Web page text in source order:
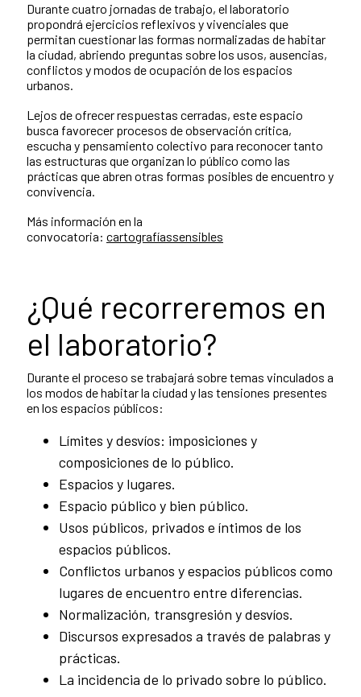
Durante cuatro jornadas de trabajo, el laboratorio
propondrá ejercicios reflexivos y vivenciales que
permitan cuestionar las formas normalizadas de habitar
la ciudad, abriendo preguntas sobre los usos, ausencias,
conflictos y modos de ocupación de los espacios
urbanos.
Lejos de ofrecer respuestas cerradas, este espacio
busca favorecer procesos de observación crítica,
escucha y pensamiento colectivo para reconocer tanto
las estructuras que organizan lo público como las
prácticas que abren otras formas posibles de encuentro y
convivencia.
Más información en la
convocatoria: cartografíassensibles
¿Qué recorreremos en
el laboratorio?
Durante el proceso se trabajará sobre temas vinculados a
los modos de habitar la ciudad y las tensiones presentes
en los espacios públicos:
Límites y desvíos: imposiciones y
composiciones de lo público.
Espacios y lugares.
Espacio público y bien público.
Usos públicos, privados e íntimos de los
espacios públicos.
Conflictos urbanos y espacios públicos como
lugares de encuentro entre diferencias.
Normalización, transgresión y desvíos.
Discursos expresados a través de palabras y
prácticas.
La incidencia de lo privado sobre lo público.